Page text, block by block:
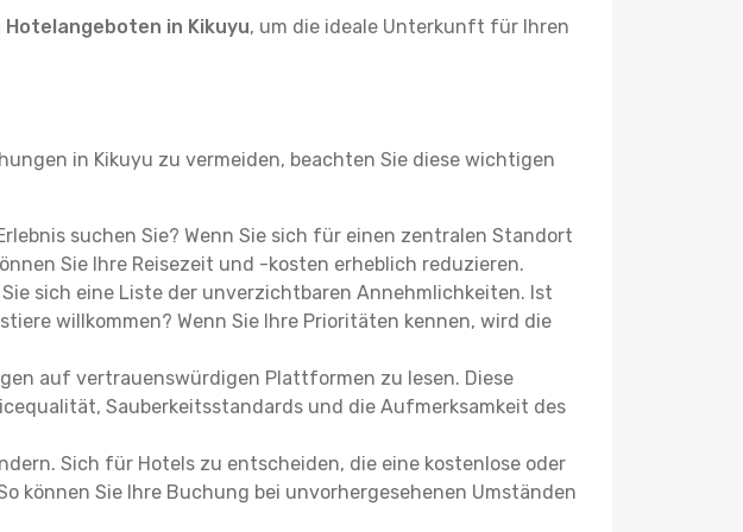
in Kikuyu, um die ideale Unterkunft für Ihren
in Kikuyu zu vermeiden, beachten Sie diese wichtigen
suchen Sie? Wenn Sie sich für einen zentralen Standort
Sie Ihre Reisezeit und -kosten erheblich reduzieren.
sich eine Liste der unverzichtbaren Annehmlichkeiten. Ist
willkommen? Wenn Sie Ihre Prioritäten kennen, wird die
auf vertrauenswürdigen Plattformen zu lesen. Diese
Sauberkeitsstandards und die Aufmerksamkeit des
Sich für Hotels zu entscheiden, die eine kostenlose oder
können Sie Ihre Buchung bei unvorhergesehenen Umständen